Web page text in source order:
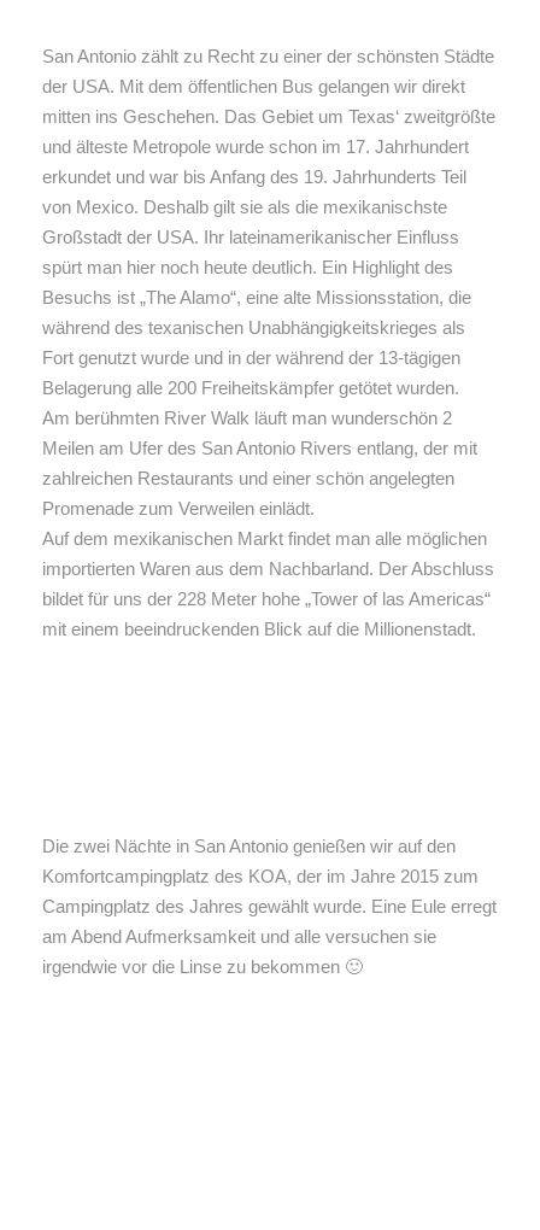
San Antonio zählt zu Recht zu einer der schönsten Städte
der USA. Mit dem öffentlichen Bus gelangen wir direkt
mitten ins Geschehen. Das Gebiet um Texas‘ zweitgrößte
und älteste Metropole wurde schon im 17. Jahrhundert
erkundet und war bis Anfang des 19. Jahrhunderts Teil
von Mexico. Deshalb gilt sie als die mexikanischste
Großstadt der USA. Ihr lateinamerikanischer Einfluss
spürt man hier noch heute deutlich. Ein Highlight des
Besuchs ist „The Alamo“, eine alte Missionsstation, die
während des texanischen Unabhängigkeitskrieges als
Fort genutzt wurde und in der während der 13-tägigen
Belagerung alle 200 Freiheitskämpfer getötet wurden.
Am berühmten River Walk läuft man wunderschön 2
Meilen am Ufer des San Antonio Rivers entlang, der mit
zahlreichen Restaurants und einer schön angelegten
Promenade zum Verweilen einlädt.
Auf dem mexikanischen Markt findet man alle möglichen
importierten Waren aus dem Nachbarland. Der Abschluss
bildet für uns der 228 Meter hohe „Tower of las Americas“
mit einem beeindruckenden Blick auf die Millionenstadt.
Die zwei Nächte in San Antonio genießen wir auf den
Komfortcampingplatz des KOA, der im Jahre 2015 zum
Campingplatz des Jahres gewählt wurde. Eine Eule erregt
am Abend Aufmerksamkeit und alle versuchen sie
irgendwie vor die Linse zu bekommen 🙂